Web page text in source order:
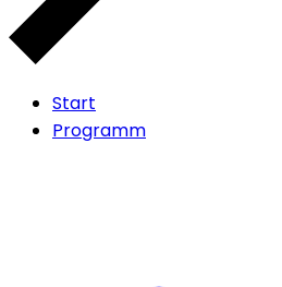
Start
Programm